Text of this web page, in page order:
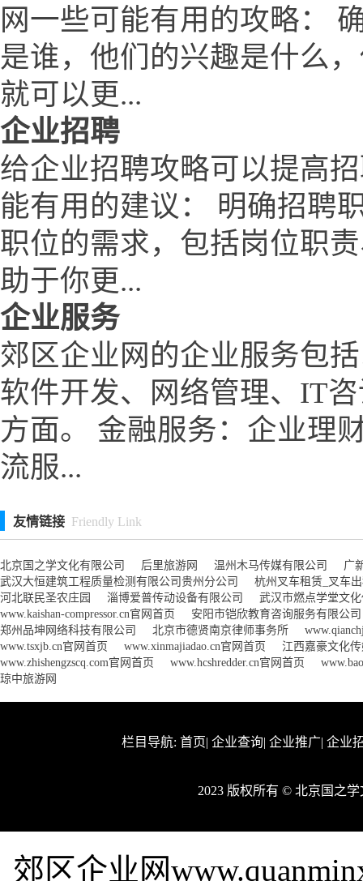
网一些可能有用的攻略：
是谁，他们的兴趣是什么
就可以更...
企业招聘
给企业招聘攻略可以提高
能有用的建议： 明确招聘
职位的需求，包括岗位职
助于你更...
企业服务
郊区企业网的企业服务包
软件开发、网络管理、IT
方面。 金融服务：企业理
流服...
友情链接 Friendly Link
北京国之学文化有限公司 后里旅游网 温州木马传媒有限公司
广
武汉大恒建筑工程质量检测有限公司贵州分公司
杭州叉车租赁_叉车
河北联民圣农庄园
淄博爱普传动设备有限公司
武汉市燃点学堂文
www.kaishan-compressor.cn官网首页
安阳市铠欣教育咨询服务有限公司
郑州品坤网络科技有限公司
北京市德贤南京律师事务所
www.tsxjb.cn官网首页
www.xinmajiadao.cn官网首页
江西嘉豪文化
www.zhishengzscq.com官网首页
www.hcshredder.cn官网首页
琼中旅游网
栏目导航: 首页| 企业查询| 企业推广| 企业
2023 版权所有 © 北京国之
郊区企业网